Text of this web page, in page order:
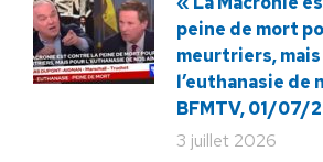
peine de mort
meurtriers,
l’euthanasie de
BFMTV, 01/07/
3 juillet 2026